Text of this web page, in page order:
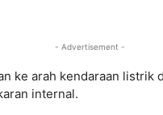
- Advertisement -
ke arah kendaraan listrik
internal.